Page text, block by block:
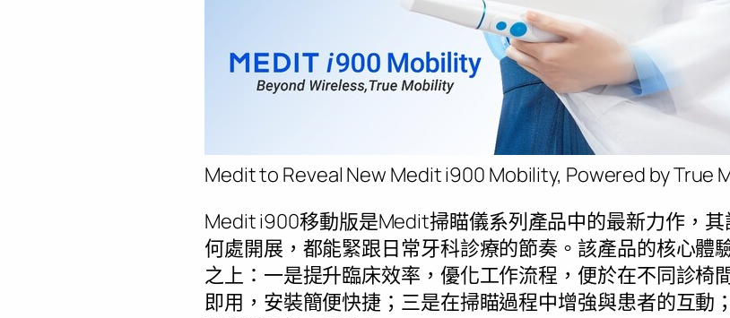
Medit to Reveal New Medit i900 Mobility, Powered by True
Medit i900移動版是Medit掃瞄儀系列產品中的最新力作，
何處開展，都能緊跟日常牙科診療的節奏。該產品的核心體
之上：一是提升臨床效率，優化工作流程，便於在不同診椅
即用，安裝簡便快捷；三是在掃瞄過程中增強與患者的互動